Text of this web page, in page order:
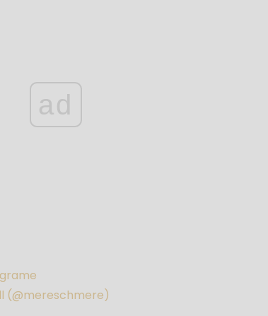
ad
(@mereschmere)